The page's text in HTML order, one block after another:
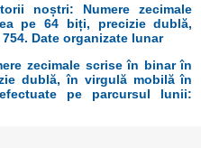
noștri: Numere zecimale
pe 64 biți, precizie dublă,
Date organizate lunar
zecimale scrise în binar în
dublă, în virgulă mobilă în
pe parcursul lunii: